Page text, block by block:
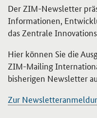
Der ZIM-Newsletter
Informationen,
das Zentrale
Hier können Sie die
ZIM-Mailing
bisherigen Newsletter
Zur